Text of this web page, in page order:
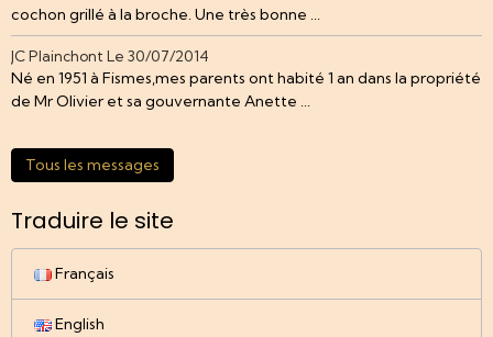
cochon grillé à la broche. Une très bonne ...
JC Plainchont Le 30/07/2014
Né en 1951 à Fismes,mes parents ont habité 1 an dans la propriété
de Mr Olivier et sa gouvernante Anette ...
Tous les messages
Traduire le site
Français
English